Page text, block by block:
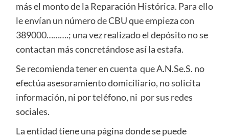
más el monto de la Reparación Histórica. Para ello
le envían un número de CBU que empieza con
389000……….; una vez realizado el depósito no se
contactan más concretándose así la estafa.
Se recomienda tener en cuenta que A.N.Se.S. no
efectúa asesoramiento domiciliario, no solicita
información, ni por teléfono, ni por sus redes
sociales.
La entidad tiene una página donde se puede